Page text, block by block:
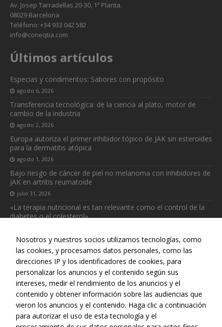
Av. Josep Tarradellas 20-30, 1ª Planta.
08029 Barcelona
Teléfono: +34 933 042 582
info@coneqtia.com
Últimos artículos
Especias y condimentos: Sabores con propósito
agosto 6, 2026
Transferencia tecnológica: de la ciencia al plato, motor de
cambio de la industria
agosto 2, 2026
Europa autoriza el primer inhibidor tópico de JAK sin esteroides
para la dermatitis atópica
agosto 1, 2026
Bajo riesgo de cáncer de piel no melanoma con inhibidores de
JAK en artritis reumatoide
julio 31, 2026
«La terapia nutricional es tan relevante como el control de la
diabetes o el colesterol»
Web realizada con el patrocinio del Centro Español de Derechos
Reprográficos
Nosotros y nuestros socios utilizamos tecnologías, como
las cookies, y procesamos datos personales, como las
direcciones IP y los identificadores de cookies, para
personalizar los anuncios y el contenido según sus
intereses, medir el rendimiento de los anuncios y el
contenido y obtener información sobre las audiencias que
vieron los anuncios y el contenido. Haga clic a continuación
para autorizar el uso de esta tecnología y el
Estas
opcionales.
Son
necesarias
funcione la
Estadísticas
Para que
podamos
mejorar la
funcionalidad